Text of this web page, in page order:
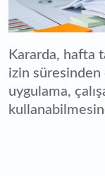
Kararda, hafta
izin
uygulama,